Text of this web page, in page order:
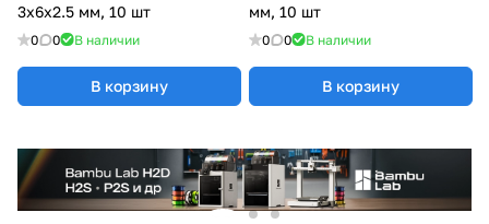
3x6x2.5 мм, 10 шт
0 0 В наличии
В корзину
мм, 10 шт
0 0 В наличии
В корзину